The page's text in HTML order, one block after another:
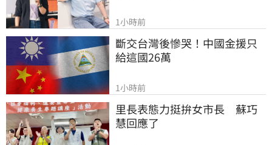
1小時前
斷交台灣後慘哭！中國金援只
給這國26萬
1小時前
里長表態力挺拚女市長　蘇巧
慧回應了